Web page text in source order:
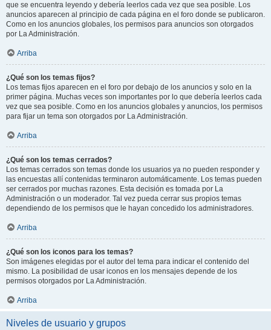
que se encuentra leyendo y debería leerlos cada vez que sea posible. Los
anuncios aparecen al principio de cada página en el foro donde se publicaron.
Como en los anuncios globales, los permisos para anuncios son otorgados
por La Administración.
Arriba
¿Qué son los temas fijos?
Los temas fijos aparecen en el foro por debajo de los anuncios y solo en la
primer página. Muchas veces son importantes por lo que debería leerlos cada
vez que sea posible. Como en los anuncios globales y anuncios, los permisos
para fijar un tema son otorgados por La Administración.
Arriba
¿Qué son los temas cerrados?
Los temas cerrados son temas donde los usuarios ya no pueden responder y
las encuestas allí contenidas terminaron automáticamente. Los temas pueden
ser cerrados por muchas razones. Esta decisión es tomada por La
Administración o un moderador. Tal vez pueda cerrar sus propios temas
dependiendo de los permisos que le hayan concedido los administradores.
Arriba
¿Qué son los iconos para los temas?
Son imágenes elegidas por el autor del tema para indicar el contenido del
mismo. La posibilidad de usar iconos en los mensajes depende de los
permisos otorgados por La Administración.
Arriba
Niveles de usuario y grupos